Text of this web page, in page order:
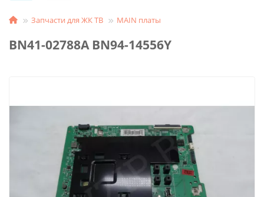
Запчасти для ЖК ТВ MAIN платы
BN41-02788A BN94-14556Y